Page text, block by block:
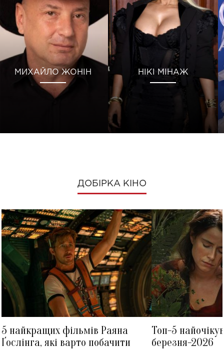
МИХАЙЛО ЖОНІН НІКІ МІНАЖ
ДОБІРКА КІНО
5 найкращих фільмів Раяна
Ґослінга, які варто побачити
Топ-5
березня-2026